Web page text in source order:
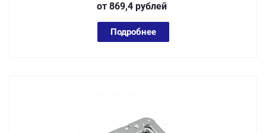
от 869,4 рублей
Подробнее